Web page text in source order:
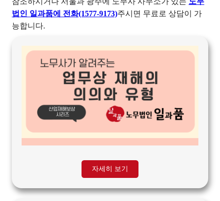
법인 일과품에 전화(1577-9173)주시면 무료로 상담이 가
능합니다.
자세히 보기